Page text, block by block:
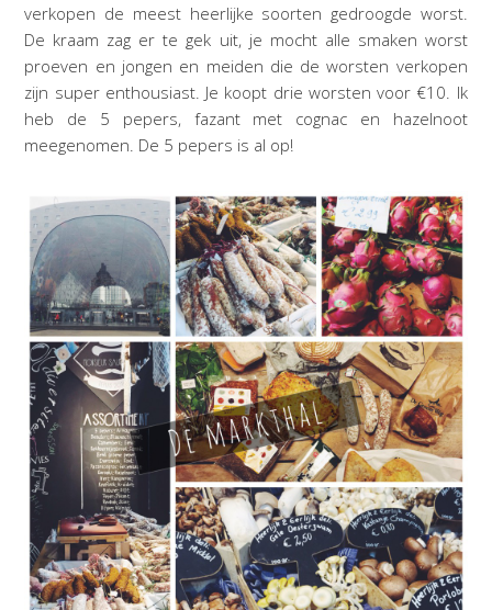
verkopen de meest heerlijke soorten gedroogde worst.
De kraam zag er te gek uit, je mocht alle smaken worst
proeven en jongen en meiden die de worsten verkopen
zijn super enthousiast. Je koopt drie worsten voor €10. Ik
heb de 5 pepers, fazant met cognac en hazelnoot
meegenomen. De 5 pepers is al op!